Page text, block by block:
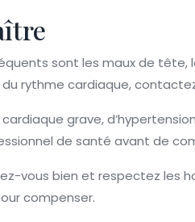
sont les maux de tête,
rythme cardiaque,
grave,
de santé avant de
vous bien et respectez les
compenser.